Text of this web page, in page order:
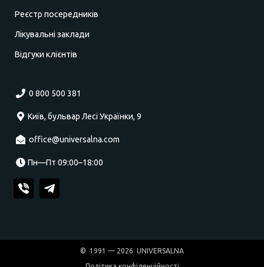
Реєстр посередників
Лікувальні заклади
Відгуки клієнтів
0 800 500 381
Київ, бульвар Лесі Українки, 9
office@universalna.com
Пн—Пт 09:00–18:00
© 1991 — 2026 UNIVERSALNA